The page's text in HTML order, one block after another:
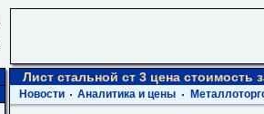
Лист стальной ст 3 цена стоимость
Новости Аналитика и цены